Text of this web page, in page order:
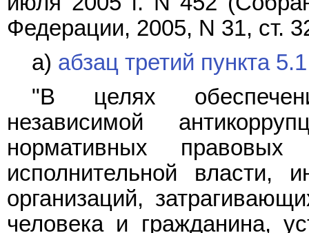
Федерации, 2005, N 31, ст.
а) абзац третий пункта 5.1
"В целях
независимой
нормативных
исполнительной власти,
организаций,
человека и гражданина,